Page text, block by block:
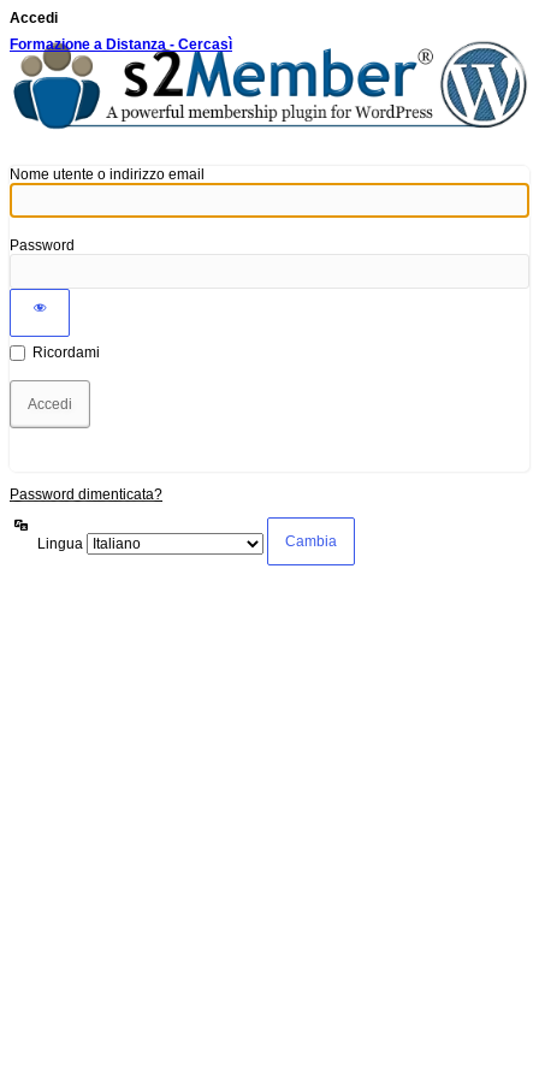
Accedi
Formazione a Distanza - Cercasì
Nome utente o indirizzo email
Password
Ricordami
Password dimenticata?
Lingua